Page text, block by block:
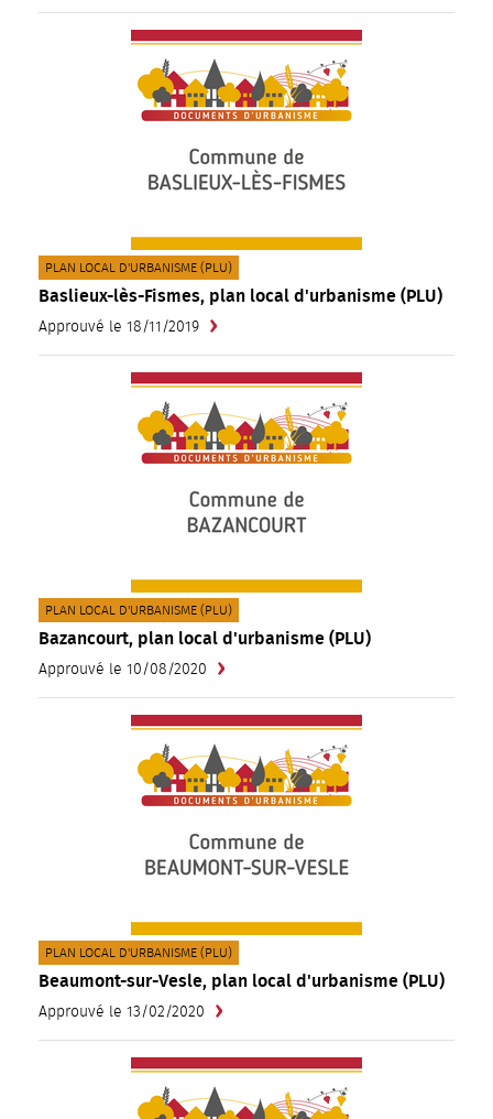
Baslieux-lès-Fismes, plan local d'urbanisme (PLU)
Approuvé le 18/11/2019
CATÉGORIE(S) :
PLAN LOCAL D'URBANISME (PLU)
Bazancourt, plan local d'urbanisme (PLU)
Approuvé le 10/08/2020
CATÉGORIE(S) :
PLAN LOCAL D'URBANISME (PLU)
Beaumont-sur-Vesle, plan local d'urbanisme (PLU)
Approuvé le 13/02/2020
CATÉGORIE(S) :
PLAN LOCAL D'URBANISME (PLU)